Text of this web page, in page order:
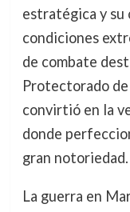
estratégica y su
condiciones
de combate
Protectorado
convirtió en la
donde
gran notoriedad.
La guerra en